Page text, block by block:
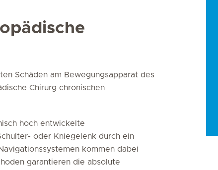
Schäden am Bewegungsapparat des
Chirurg chronischen
hoch entwickelte
oder Kniegelenk durch ein
kommen dabei
garantieren die absolute